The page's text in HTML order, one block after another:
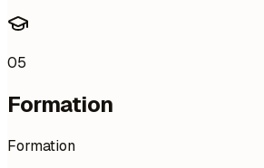
05
Formation
Formation